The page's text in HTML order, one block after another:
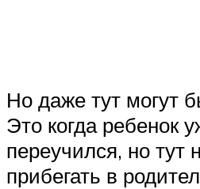
Но даже тут могут
Это когда ребенок
переучился, но тут
прибегать в